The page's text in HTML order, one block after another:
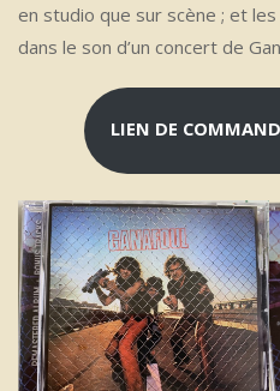
en studio que sur scène ; et
dans le son d’un concert de
LIEN DE